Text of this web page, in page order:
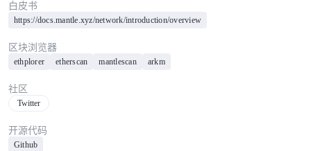
白皮书
https://docs.mantle.xyz/network/introduction/overview
区块浏览器
ethplorer etherscan mantlescan arkm
社区
Twitter
开源代码
Github